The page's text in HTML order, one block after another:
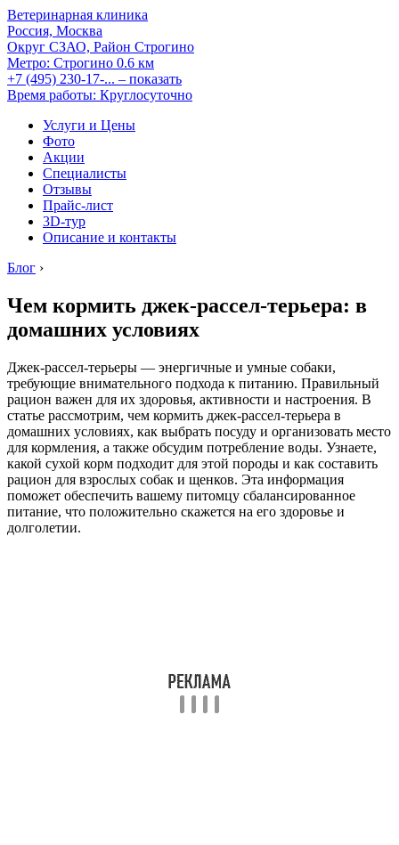
Ветеринарная клиника
Россия, Москва
Округ СЗАО, Район Строгино
Метро: Строгино 0.6 км
+7 (495) 230-17-... – показать
Время работы: Круглосуточно
Услуги и Цены
Фото
Акции
Специалисты
Отзывы
Прайс-лист
3D-тур
Описание и контакты
Блог ›
Чем кормить джек-рассел-терьера: в
домашних условиях
Джек-рассел-терьеры — энергичные и умные собаки,
требующие внимательного подхода к питанию. Правильный
рацион важен для их здоровья, активности и настроения. В
статье рассмотрим, чем кормить джек-рассел-терьера в
домашних условиях, как выбрать посуду и организовать место
для кормления, а также обсудим потребление воды. Узнаете,
какой сухой корм подходит для этой породы и как составить
рацион для взрослых собак и щенков. Эта информация
поможет обеспечить вашему питомцу сбалансированное
питание, что положительно скажется на его здоровье и
долголетии.